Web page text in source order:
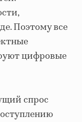
Поэтому все
цифровые
спрос